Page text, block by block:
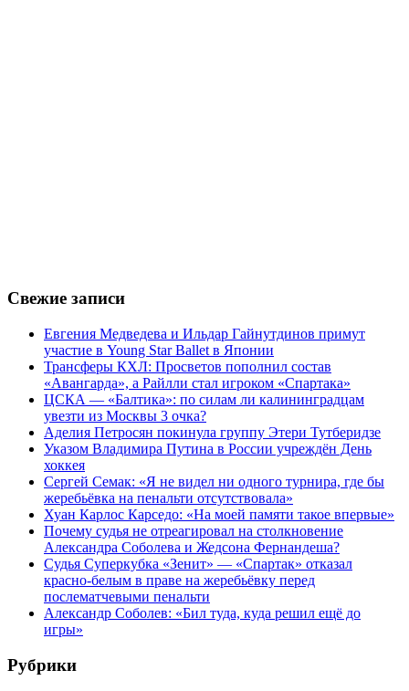
Свежие записи
Евгения Медведева и Ильдар Гайнутдинов примут
участие в Young Star Ballet в Японии
Трансферы КХЛ: Просветов пополнил состав
«Авангарда», а Райлли стал игроком «Спартака»
ЦСКА — «Балтика»: по силам ли калининградцам
увезти из Москвы 3 очка?
Аделия Петросян покинула группу Этери Тутберидзе
Указом Владимира Путина в России учреждён День
хоккея
Сергей Семак: «Я не видел ни одного турнира, где бы
жеребьёвка на пенальти отсутствовала»
Хуан Карлос Карседо: «На моей памяти такое впервые»
Почему судья не отреагировал на столкновение
Александра Соболева и Жедсона Фернандеша?
Судья Суперкубка «Зенит» — «Спартак» отказал
красно-белым в праве на жеребьёвку перед
послематчевыми пенальти
Александр Соболев: «Бил туда, куда решил ещё до
игры»
Рубрики